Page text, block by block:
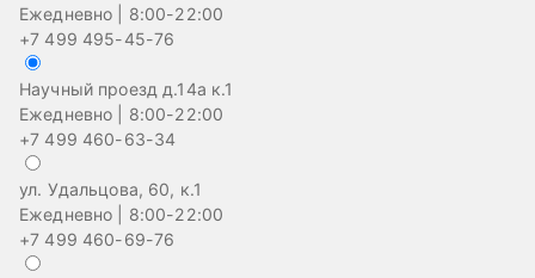
Ежедневно | 8:00-22:00
+7 499 495-45-76
Научный проезд д.14а к.1
Ежедневно | 8:00-22:00
+7 499 460-63-34
ул. Удальцова, 60, к.1
Ежедневно | 8:00-22:00
+7 499 460-69-76